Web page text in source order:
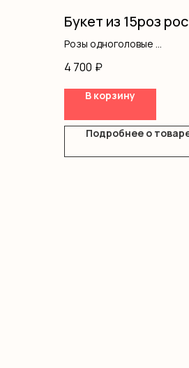
Букет из 15роз
Розы одноголовые
4 700 ₽
В корзину
Подробнее о